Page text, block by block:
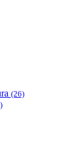
(26)